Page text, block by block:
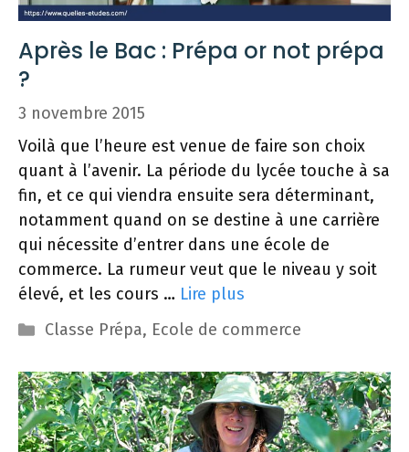
Après le Bac : Prépa or not prépa
?
3 novembre 2015
Voilà que l’heure est venue de faire son choix
quant à l’avenir. La période du lycée touche à sa
fin, et ce qui viendra ensuite sera déterminant,
notamment quand on se destine à une carrière
qui nécessite d’entrer dans une école de
commerce. La rumeur veut que le niveau y soit
élevé, et les cours … Lire plus
Catégories
Classe Prépa, Ecole de commerce